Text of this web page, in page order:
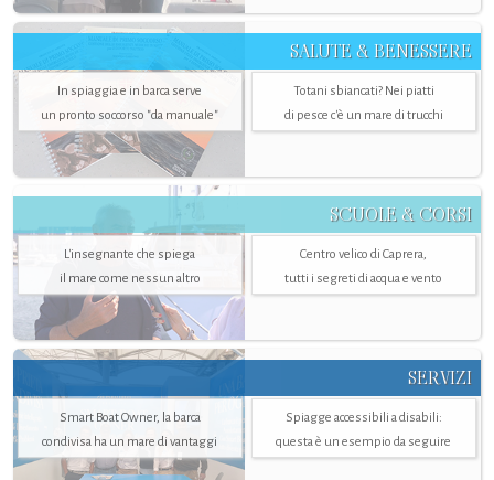
SALUTE & BENESSERE
In spiaggia e in barca serve
un pronto soccorso "da manuale"
Totani sbiancati? Nei piatti
di pesce c'è un mare di trucchi
SCUOLE & CORSI
L'insegnante che spiega
il mare come nessun altro
Centro velico di Caprera,
tutti i segreti di acqua e vento
SERVIZI
Smart Boat Owner, la barca
condivisa ha un mare di vantaggi
Spiagge accessibili a disabili:
questa è un esempio da seguire